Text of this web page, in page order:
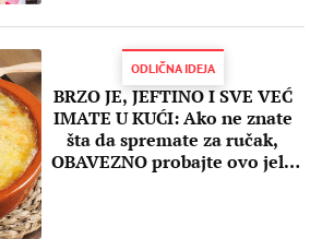
ODLIČNA IDEJA
BRZO JE, JEFTINO I SVE VEĆ
IMATE U KUĆI: Ako ne znate
šta da spremate za ručak,
OBAVEZNO probajte ovo jelo